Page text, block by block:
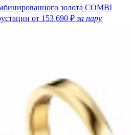
золота COMBI
от 153 690 ₽за пару